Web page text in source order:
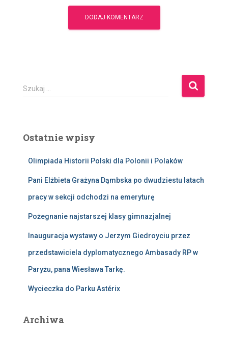
S
z
j
Szukaj …
Ostatnie wpisy
Olimpiada Historii Polski dla Polonii i Polaków
Pani Elżbieta Grażyna Dąmbska po dwudziestu latach
pracy w sekcji odchodzi na emeryturę
Pożegnanie najstarszej klasy gimnazjalnej
Inauguracja wystawy o Jerzym Giedroyciu przez
przedstawiciela dyplomatycznego Ambasady RP w
Paryżu, pana Wiesława Tarkę.
Wycieczka do Parku Astérix
Archiwa